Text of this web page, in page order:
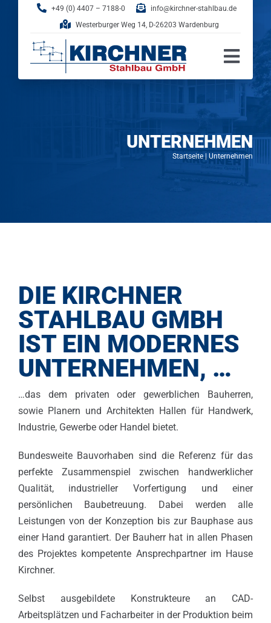
springen
+49 (0) 4407 – 7188-0
info@kirchner-stahlbau.de
Westerburger Weg 14, D-26203 Wardenburg
Karriere
UNTERNEHMEN
Startseite|Unternehmen
DIE KIRCHNER
STAHLBAU GMBH
IST EIN MODERNES
UNTERNEHMEN, …
…das dem privaten oder gewerblichen Bauherren,
sowie Planern und Architekten Hallen für Handwerk,
Industrie, Gewerbe oder Handel bietet.
Bundesweite Bauvorhaben sind die Referenz für das
perfekte Zusammenspiel zwischen handwerklicher
Qualität, industrieller Vorfertigung und einer
persönlichen Baubetreuung. Dabei werden alle
Leistungen von der Konzeption bis zur Bauphase aus
einer Hand garantiert. Der Bauherr hat in allen Phasen
des Projektes kompetente Ansprechpartner im Hause
Kirchner.
Selbst ausgebildete Konstrukteure an CAD-
Arbeitsplätzen und Facharbeiter in der Produktion beim